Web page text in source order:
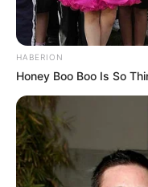
HABERION
Honey Boo Boo Is So